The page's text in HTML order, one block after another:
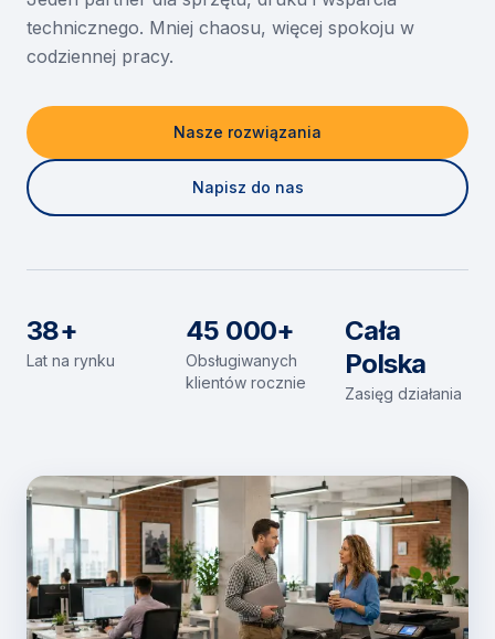
Kontakt
technicznego. Mniej chaosu, więcej spokoju w
codziennej pracy.
Nasze rozwiązania
Napisz do nas
38+
Lat na rynku
45 000+
Obsługiwanych
klientów rocznie
Cała
Polska
Zasięg działania